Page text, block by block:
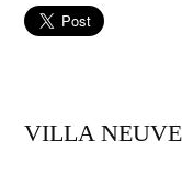
VILLA